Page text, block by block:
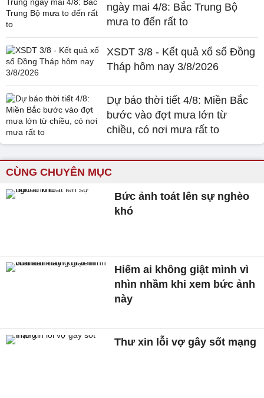
ngày mai 4/8: Bắc Trung Bộ
mưa to đến rất to
XSDT 3/8 - Kết quả xổ số Đồng
Tháp hôm nay 3/8/2026
Dự báo thời tiết 4/8: Miền Bắc
bước vào đợt mưa lớn từ
chiều, có nơi mưa rất to
CÙNG CHUYÊN MỤC
Bức ảnh toát lên sự nghèo
khó
Hiếm ai không giật mình vì
nhìn nhầm khi xem bức ảnh
này
Thư xin lỗi vợ gây sốt mạng